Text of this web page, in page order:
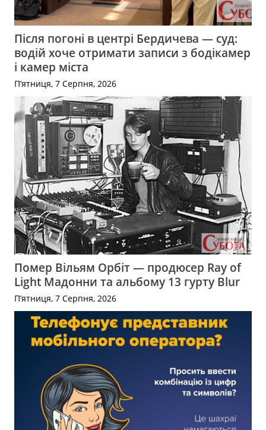
Після погоні в центрі Бердичева — суд:
водій хоче отримати записи з бодікамер
і камер міста
П’ятниця, 7 Серпня, 2026
Помер Вільям Орбіт — продюсер Ray of
Light Мадонни та альбому 13 гурту Blur
П’ятниця, 7 Серпня, 2026